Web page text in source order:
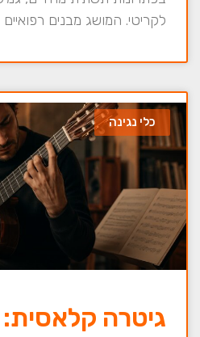
לקריטי. המושג מבנים רפואיים
כלי נגינה
גיטרה קלאסית: